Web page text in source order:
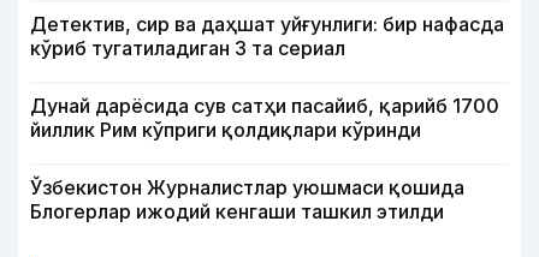
Детектив, сир ва даҳшат уйғунлиги: бир нафасда
кўриб тугатиладиган 3 та сериал
Дунай дарёсида сув сатҳи пасайиб, қарийб 1700
йиллик Рим кўприги қолдиқлари кўринди
Ўзбекистон Журналистлар уюшмаси қошида
Блогерлар ижодий кенгаши ташкил этилди